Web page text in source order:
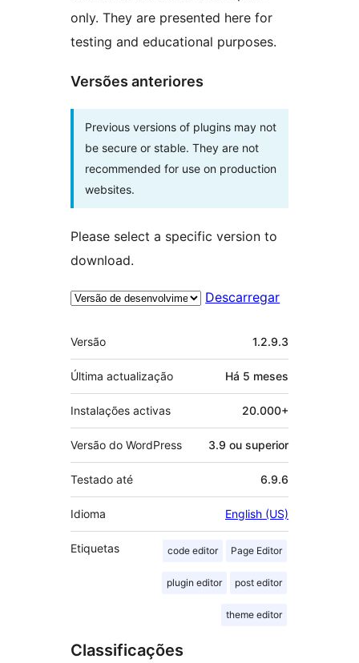
only. They are presented here for
testing and educational purposes.
Versões anteriores
Previous versions of plugins may not
be secure or stable. They are not
recommended for use on production
websites.
Please select a specific version to
download.
Descarregar
Metadados
Versão 1.2.9.3
Última actualização Há 5 meses
Instalações activas 20.000+
Versão do WordPress 3.9 ou superior
Testado até 6.9.6
Idioma English (US)
Etiquetas code editor Page Editor
plugin editor post editor
theme editor
Classificações